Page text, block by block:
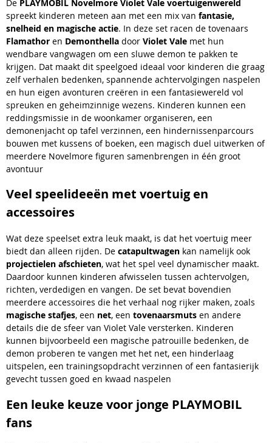
De PLAYMOBIL Novelmore Violet Vale voertuigenwereld
spreekt kinderen meteen aan met een mix van fantasie,
snelheid en magische actie. In deze set racen de tovenaars
Flamathor en Demonthella door Violet Vale met hun
wendbare vangwagen om een sluwe demon te pakken te
krijgen. Dat maakt dit speelgoed ideaal voor kinderen die graag
zelf verhalen bedenken, spannende achtervolgingen naspelen
en hun eigen avonturen creëren in een fantasiewereld vol
spreuken en geheimzinnige wezens. Kinderen kunnen een
reddingsmissie in de woonkamer organiseren, een
demonenjacht op tafel verzinnen, een hindernissenparcours
bouwen met kussens of boeken, een magisch duel uitwerken of
meerdere Novelmore figuren samenbrengen in één groot
avontuur
Veel speelideeën met voertuig en
accessoires
Wat deze speelset extra leuk maakt, is dat het voertuig meer
biedt dan alleen rijden. De catapultwagen kan namelijk ook
projectielen afschieten, wat het spel veel dynamischer maakt.
Daardoor kunnen kinderen afwisselen tussen achtervolgen,
richten, verdedigen en vangen. De set bevat bovendien
meerdere accessoires die het verhaal nog rijker maken, zoals
magische stafjes, een net, een tovenaarsmuts en andere
details die de sfeer van Violet Vale versterken. Kinderen
kunnen bijvoorbeeld een magische patrouille bedenken, de
demon proberen te vangen met het net, een hinderlaag
uitspelen, een trainingsopdracht verzinnen of een fantasierijk
gevecht tussen goed en kwaad naspelen
Een leuke keuze voor jonge PLAYMOBIL
fans